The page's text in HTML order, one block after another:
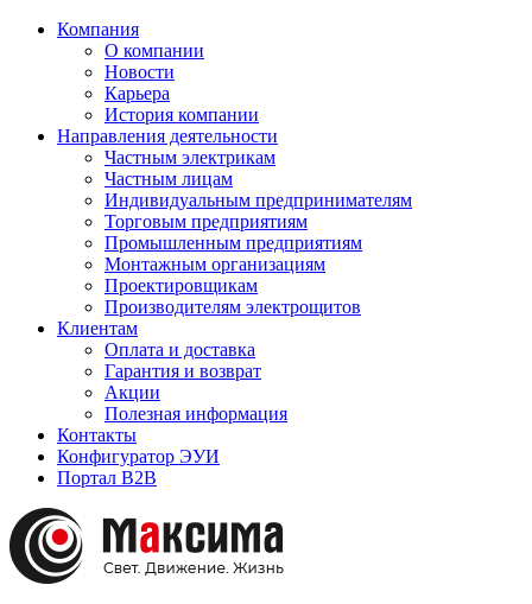
Компания
О компании
Новости
Карьера
История компании
Направления деятельности
Частным электрикам
Частным лицам
Индивидуальным предпринимателям
Торговым предприятиям
Промышленным предприятиям
Монтажным организациям
Проектировщикам
Производителям электрощитов
Клиентам
Оплата и доставка
Гарантия и возврат
Акции
Полезная информация
Контакты
Конфигуратор ЭУИ
Портал B2B